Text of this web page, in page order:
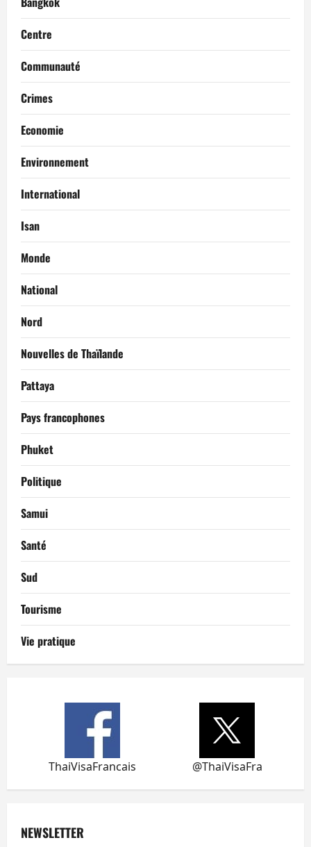
Centre
Communauté
Crimes
Economie
Environnement
International
Isan
Monde
National
Nord
Nouvelles de Thaïlande
Pattaya
Pays francophones
Phuket
Politique
Samui
Santé
Sud
Tourisme
Vie pratique
ThaiVisaFrancais @ThaiVisaFra
NEWSLETTER